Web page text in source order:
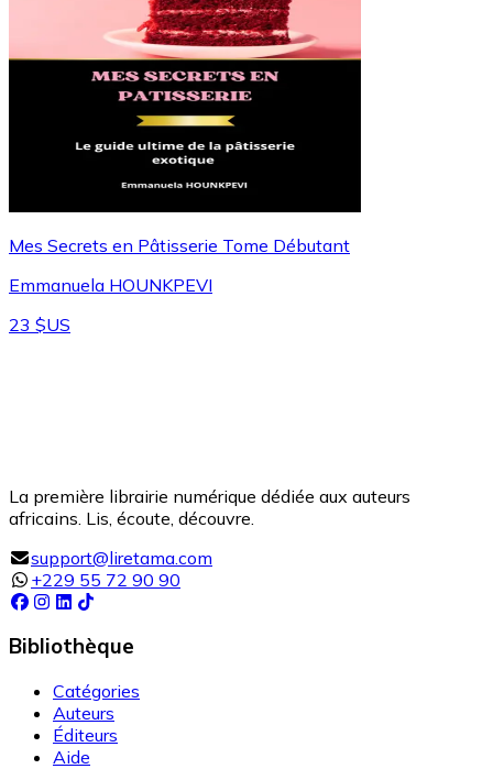
Mes Secrets en Pâtisserie Tome Débutant
Emmanuela HOUNKPEVI
23 $US
La première librairie numérique dédiée aux auteurs
africains. Lis, écoute, découvre.
support@liretama.com
+229 55 72 90 90
Bibliothèque
Catégories
Auteurs
Éditeurs
Aide